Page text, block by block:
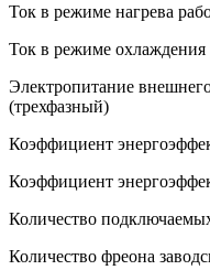
Ток в режиме нагрева
Ток в режиме
Электропитание
(трехфазный)
Коэффициент
Коэффициент
Количество
Количество фреона